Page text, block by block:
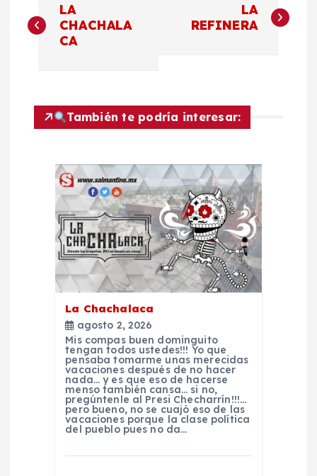
a
e
g
LA
CHACHALA
CA
LA
REFINERA
También te podría interesar:
La Chachalaca
agosto 2, 2026
Mis compas buen dominguito
tengan todos ustedes!!! Yo que
pensaba tomarme unas merecidas
vacaciones después de no hacer
nada… y es que eso de hacerse
menso también cansa… si no,
pregúntenle al Presi Checharrín!!!…
pero bueno, no se cuajó eso de las
vacaciones porque la clase política
del pueblo pues no da…